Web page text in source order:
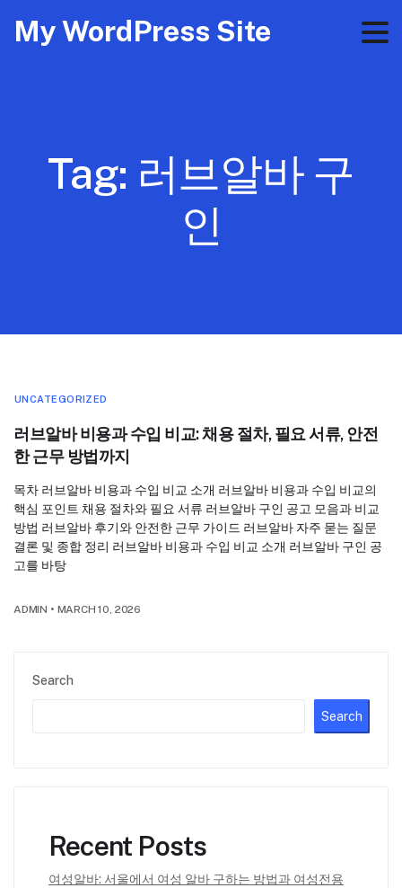
My WordPress Site
Tag: 러브알바 구
인
Search
Search
Recent Posts
여성알바: 서울에서 여성 알바 구하는 방법과 여성전용
UNCATEGORIZED
러브알바 비용과 수입 비교: 채용 절차, 필요 서류, 안전
한 근무 방법까지
목차 러브알바 비용과 수입 비교 소개 러브알바 비용과 수입 비교의
핵심 포인트 채용 절차와 필요 서류 러브알바 구인 공고 모음과 비교
방법 러브알바 후기와 안전한 근무 가이드 러브알바 자주 묻는 질문
결론 및 종합 정리 러브알바 비용과 수입 비교 소개 러브알바 구인 공
고를 바탕
ADMIN • MARCH 10, 2026